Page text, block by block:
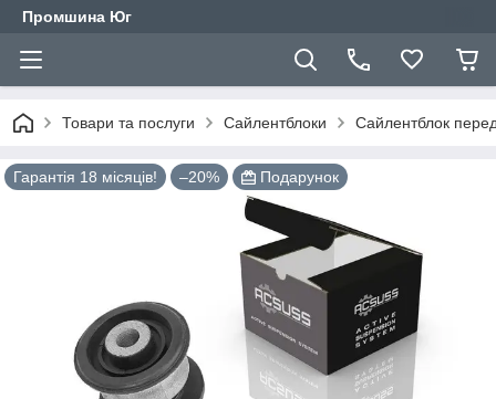
Промшина Юг
Товари та послуги Сайлентблоки Сайлентблок
Гарантія 18 місяців! –20% Подарунок